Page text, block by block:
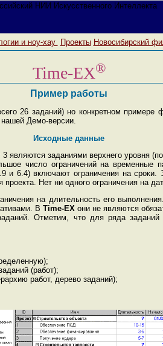
и ноу-хау Проекты Новосибирский
Time-EX®
Пример работы
26 заданий) но конкретном примере
нашей Демо-версии.
Исходные данные
являются заданиями верхнего уровня
число ограничений на временные
6.4) включают ограничения на сроки.
Нет ни одного ограничения на
на длительность его
В Time-EX они не являются
Отметим, что для ряда
(работ);
работ, дерево заданий);